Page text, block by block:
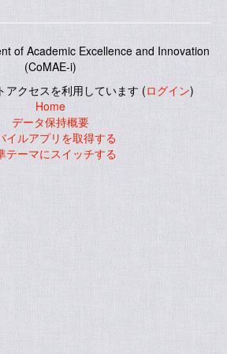
of Academic Excellence and Innovation
(CoMAE-i)
アクセスを利用しています (ログイン)
Home
データ保持概要
イルアプリを取得する
テーマにスイッチする